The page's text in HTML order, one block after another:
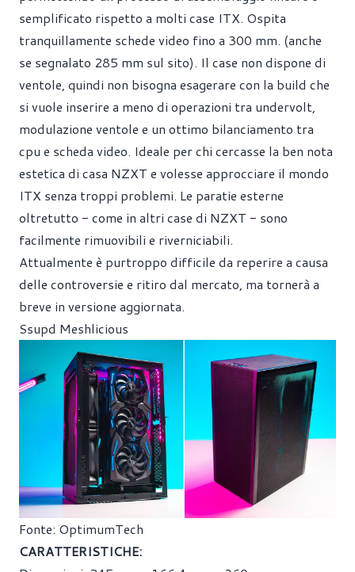
semplificato rispetto a molti case ITX. Ospita
tranquillamente schede video fino a 300 mm. (anche
se segnalato 285 mm sul sito). Il case non dispone di
ventole, quindi non bisogna esagerare con la build che
si vuole inserire a meno di operazioni tra undervolt,
modulazione ventole e un ottimo bilanciamento tra
cpu e scheda video. Ideale per chi cercasse la ben nota
estetica di casa NZXT e volesse approcciare il mondo
ITX senza troppi problemi. Le paratie esterne
oltretutto - come in altri case di NZXT - sono
facilmente rimuovibili e riverniciabili.
Attualmente è purtroppo difficile da reperire a causa
delle controversie e ritiro dal mercato, ma tornerà a
breve in versione aggiornata.
Ssupd Meshlicious
Fonte: OptimumTech
CARATTERISTICHE: